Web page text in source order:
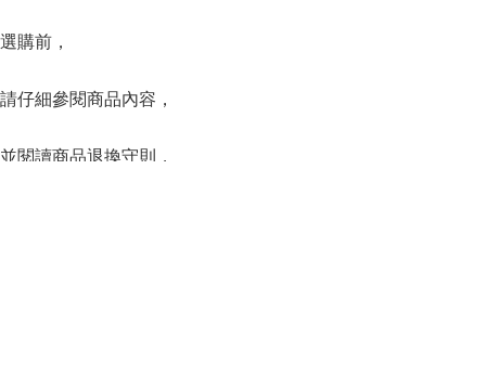
選購前，
請仔細參閱商品內容，
並閱讀商品退換守則，